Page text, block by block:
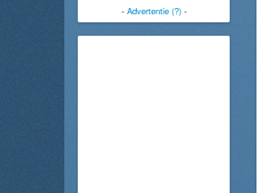
- Advertentie (?)-